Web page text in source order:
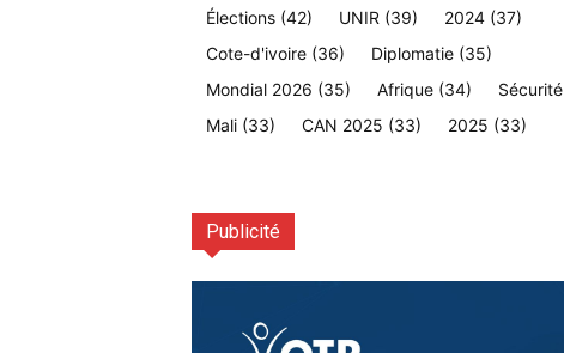
Élections (42) UNIR (39) 2024 (37)
Cote-d'ivoire (36) Diplomatie (35)
Mondial 2026 (35) Afrique (34) Sécurité
Mali (33) CAN 2025 (33) 2025 (33)
Publicité